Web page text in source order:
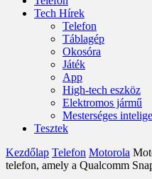
Tech Hírek
Telefon
Táblagép
Okosóra
Játék
App
High-tech eszköz
Elektromos jármű
Mesterséges
Tesztek
Kezdőlap Telefon Motorola
telefon, amely a Qualcomm